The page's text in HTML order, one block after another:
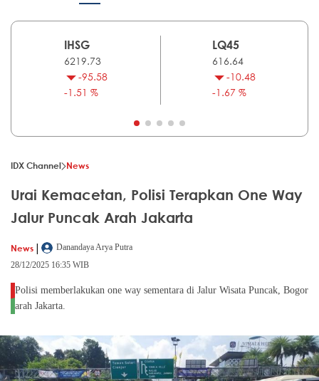
IHSG
6219.73
-95.58
-1.51 %
LQ45
616.64
-10.48
-1.67 %
IDX Channel News
Urai Kemacetan, Polisi Terapkan One Way
Jalur Puncak Arah Jakarta
News |
Danandaya Arya Putra
28/12/2025 16:35 WIB
Polisi memberlakukan one way sementara di Jalur Wisata Puncak, Bogor
arah Jakarta.